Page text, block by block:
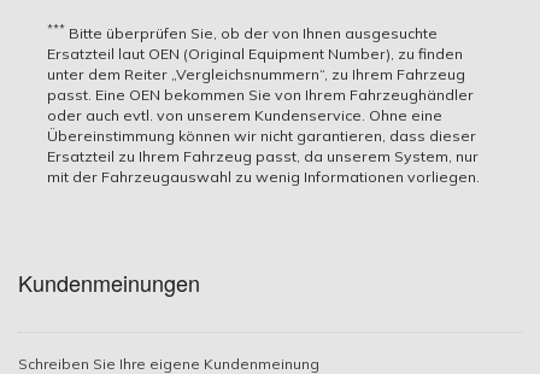
922343
Reifen Saison
Sommer
Reifen Breite
Reifen Querschnitt
Reifen Durchmesser
*** Bitte überprüfen Sie, ob der von Ihnen ausgesuchte
Ersatzteil laut OEN (Original Equipment Number), zu finden
unter dem Reiter „Vergleichsnummern“, zu Ihrem Fahrzeug
passt. Eine OEN bekommen Sie von Ihrem Fahrzeughändler
oder auch evtl. von unserem Kundenservice. Ohne eine
Übereinstimmung können wir nicht garantieren, dass dieser
Ersatzteil zu Ihrem Fahrzeug passt, da unserem System, nur
mit der Fahrzeugauswahl zu wenig Informationen vorliegen.
Kundenmeinungen
Schreiben Sie Ihre eigene Kundenmeinung